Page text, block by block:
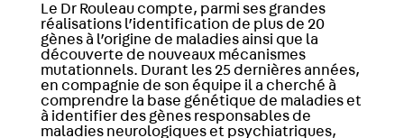
Le Dr Rouleau compte, parmi ses grandes
réalisations l’identification de plus de 20
gènes à l’origine de maladies ainsi que la
découverte de nouveaux mécanismes
mutationnels. Durant les 25 dernières années,
en compagnie de son équipe il a cherché à
comprendre la base génétique de maladies et
à identifier des gènes responsables de
maladies neurologiques et psychiatriques,